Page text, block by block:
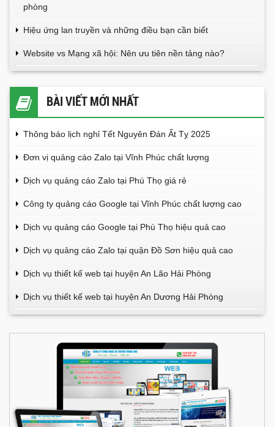
phòng
Hiệu ứng lan truyền và những điều bạn cần biết
Website vs Mạng xã hội: Nên ưu tiên nền tảng nào?
BÀI VIẾT MỚI NHẤT
Thông báo lịch nghỉ Tết Nguyên Đán Ất Tỵ 2025
Đơn vị quảng cáo Zalo tại Vĩnh Phúc chất lượng
Dịch vụ quảng cáo Zalo tại Phú Thọ giá rẻ
Công ty quảng cáo Google tại Vĩnh Phúc chất lượng cao
Dịch vụ quảng cáo Google tại Phú Thọ hiệu quả cao
Dịch vụ quảng cáo Zalo tại quận Đồ Sơn hiệu quả cao
Dịch vụ thiết kế web tại huyện An Lão Hải Phòng
Dịch vụ thiết kế web tại huyện An Dương Hải Phòng